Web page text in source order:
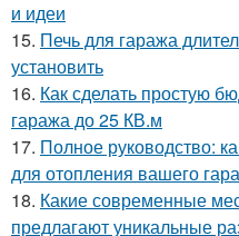
и идеи
15. Печь для гаража
установить
16. Как сделать простую
гаража до 25 КВ.м
17. Полное руководство:
для отопления вашего
18. Какие современные
предлагают уникальные